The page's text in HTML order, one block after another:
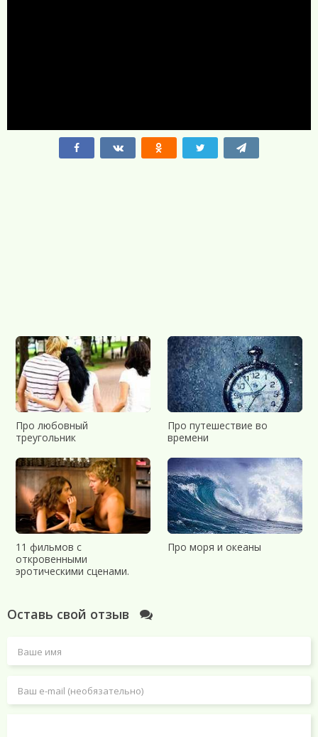
Про любовный
треугольник
Про путешествие во
времени
11 фильмов с
откровенными
эротическими сценами.
Про моря и океаны
Оставь свой отзыв